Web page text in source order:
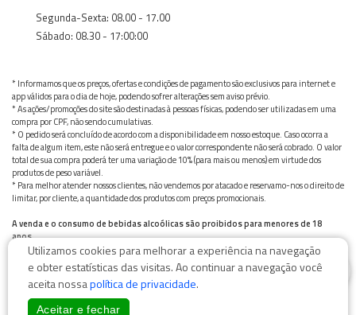
Segunda-Sexta: 08.00 - 17.00
Sábado: 08.30 - 17:00:00
* Informamos que os preços, ofertas e condições de pagamento são exclusivos para internet e
app válidos para o dia de hoje, podendo sofrer alterações sem aviso prévio.
* As ações/promoções do site são destinadas à pessoas físicas, podendo ser utilizadas em uma
compra por CPF, não sendo cumulativas.
* O pedido será concluído de acordo com a disponibilidade em nosso estoque. Caso ocorra a
falta de algum item, este não será entregue e o valor correspondente não será cobrado. O valor
total de sua compra poderá ter uma variação de 10% (para mais ou menos) em virtude dos
produtos de peso variável.
* Para melhor atender nossos clientes, não vendemos por atacado e reservamo-nos o direito de
limitar, por cliente, a quantidade dos produtos com preços promocionais.
A venda e o consumo de bebidas alcoólicas são proibidos para menores de 18
anos.
Bebida alcoólica pode causar dependência química e, em excesso, provoca graves males à saúde.
Beba com moderação
Utilizamos cookies para melhorar a experiência na navegação
e obter estatísticas das visitas. Ao continuar a navegação você
aceita nossapolítica de privacidade.
Aceitar e fechar